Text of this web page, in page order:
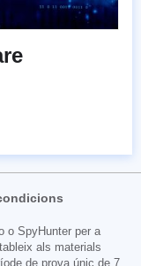
o SpyHunter per a
als materials
de prova únic de 7